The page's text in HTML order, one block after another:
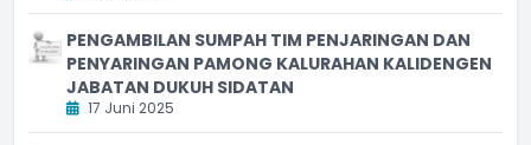
PENGAMBILAN SUMPAH TIM PENJARINGAN DAN
PENYARINGAN PAMONG KALURAHAN KALIDENGEN
JABATAN DUKUH SIDATAN
17 Juni 2025